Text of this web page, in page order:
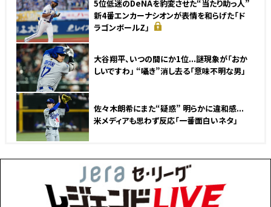
5位低迷のDeNAを豹変させた“当たり助っ人”
新4番エンカーナシオンが表情を和らげた「ド
ラゴンボールZ」
大谷翔平、いつの間にか1位...謎現象が「おか
しいですわ」 “囁き”消し去る「意味不明な男」
佐々木朗希にまた“疑惑” 明らかに違和感...
米メディアも思わず反応「一番面白いネタ」